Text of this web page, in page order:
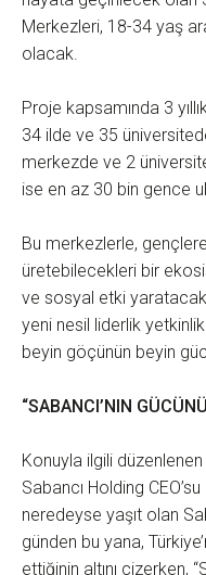
Merkezleri, 18-34 yaş
olacak.
Proje kapsamında 3
34 ilde ve 35
merkezde ve 2
ise en az 30 bin gence
Bu merkezlerle,
üretebilecekleri bir
ve sosyal etki
yeni nesil liderlik
beyin göçünün beyin
“SABANCI’NIN
Konuyla ilgili düzenlenen
Sabancı Holding
neredeyse yaşıt olan
günden bu yana,
ettiğinin altını çizerken,